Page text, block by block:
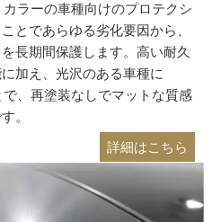
ラーの車種向けのプロテクシ
とであらゆる劣化要因から、
長期間保護します。高い耐久
加え、光沢のある車種に
、再塗装なしでマットな質感
。
詳細はこちら